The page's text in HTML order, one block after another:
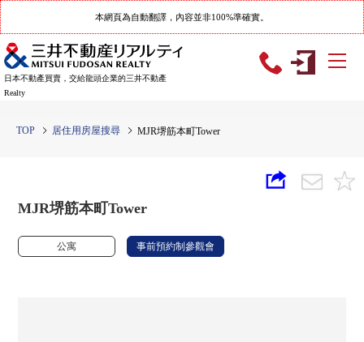
本網頁為自動翻譯，內容並非100%準確實。
日本不動產買賣，交給龍頭企業的三井不動產
Realty
TOP 居住用房屋搜尋 MJR堺筋本町Tower
MJR堺筋本町Tower
公寓 事前預約制參觀會